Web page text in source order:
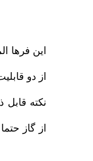
این فرها
از دو
نکته
از گاز